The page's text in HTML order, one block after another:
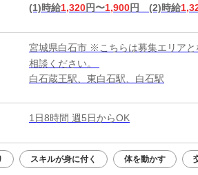
(1)時給1,320円〜1,900円 (2)時給
宮城県白石市 ※こちらは募集エリア
相談ください。
白石蔵王駅、東白石駅、白石駅
1日8時間 週5日からOK
スキルが身に付く 体を動かす